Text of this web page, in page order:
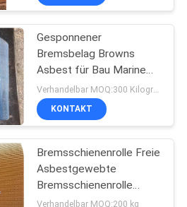
Gesponnener
Bremsbelag Browns
Asbest für Bau Marine
Machinery
KONTAKT
Bremsschienenrolle Freie
Asbestgewebte
Bremsschienenrolle
Bremsschienenrolle
Verhandelbar MOQ:200 kg